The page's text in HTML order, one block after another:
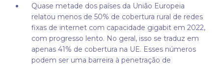
Quase metade dos países da União Europeia
relatou menos de 50% de cobertura rural de redes
fixas de internet com capacidade gigabit em 2022,
com progresso lento. No geral, isso se traduz em
apenas 41% de cobertura na UE. Esses números
podem ser uma barreira à penetração de